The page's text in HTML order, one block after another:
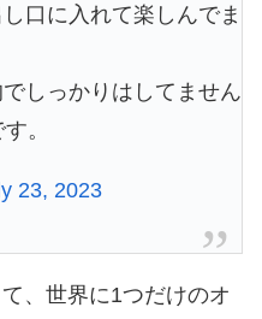
口に入れて楽しんでま
しっかりはしてません
。
23, 2023
、世界に1つだけのオ